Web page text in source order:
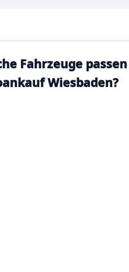
Fahrzeuge
Wiesbaden?